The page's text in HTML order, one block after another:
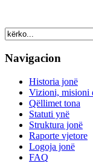
Navigacion
Historia jonë
Vizioni, misioni
Qëllimet tona
Statuti ynë
Struktura jonë
Raporte vjetore
Logoja jonë
FAQ